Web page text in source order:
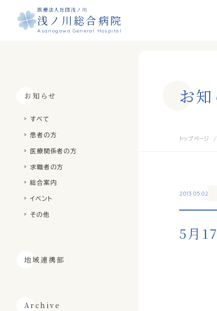
医療法人社団浅ノ川
浅ノ川総合病院
Asanogawa General Hospital
お知らせ
すべて
患者の方
医療関係者の方
求職者の方
総合案内
イベント
その他
地域連携部
Archive
お知
トップページ
2013.05.02
5月